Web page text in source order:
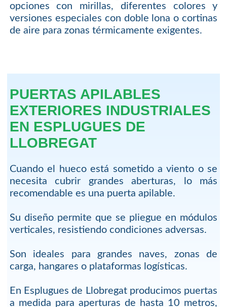
opciones con mirillas, diferentes colores y
versiones especiales con doble lona o cortinas
de aire para zonas térmicamente exigentes.
PUERTAS APILABLES
EXTERIORES INDUSTRIALES
EN ESPLUGUES DE
LLOBREGAT
Cuando el hueco está sometido a viento o se
necesita cubrir grandes aberturas, lo más
recomendable es una puerta apilable.
Su diseño permite que se pliegue en módulos
verticales, resistiendo condiciones adversas.
Son ideales para grandes naves, zonas de
carga, hangares o plataformas logísticas.
En Esplugues de Llobregat producimos puertas
a medida para aperturas de hasta 10 metros,